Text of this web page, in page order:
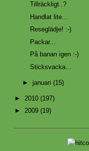
Tillräckligt..?
Handlat lite...
Reseglädje! :-)
Packar...
På banan igen :-)
Sticksvacka...
► januari (15)
► 2010 (197)
► 2009 (19)